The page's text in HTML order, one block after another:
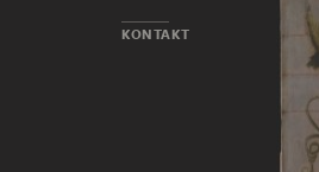
KONTAKT